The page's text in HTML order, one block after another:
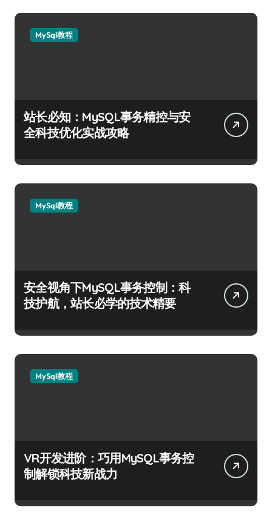
MySql教程
站长必知：MySQL事务精控与安
全科技优化实战攻略
MySql教程
安全视角下MySQL事务控制：科
技护航，站长必学的技术精要
MySql教程
VR开发进阶：巧用MySQL事务控
制解锁科技新战力